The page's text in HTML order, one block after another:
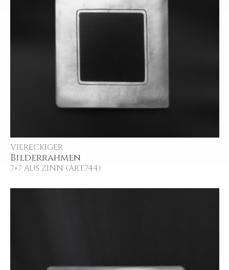
VIERECKIGER
Bilderrahmen
7×7 AUS ZINN (ART.744)